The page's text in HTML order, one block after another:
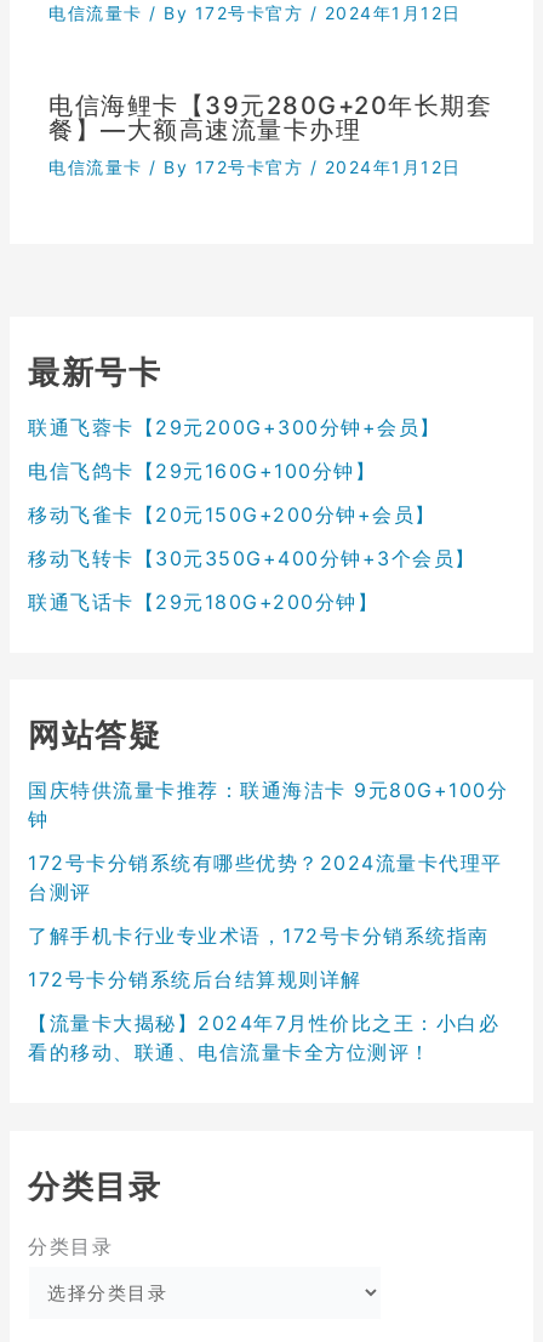
电信流量卡 / By 172号卡官方 / 2024年1月12日
电信海鲤卡【39元280G+20年长期套
餐】—大额高速流量卡办理
电信流量卡 / By 172号卡官方 / 2024年1月12日
最新号卡
联通飞蓉卡【29元200G+300分钟+会员】
电信飞鸽卡【29元160G+100分钟】
移动飞雀卡【20元150G+200分钟+会员】
移动飞转卡【30元350G+400分钟+3个会员】
联通飞话卡【29元180G+200分钟】
网站答疑
国庆特供流量卡推荐：联通海洁卡 9元80G+100分
钟
172号卡分销系统有哪些优势？2024流量卡代理平
台测评
了解手机卡行业专业术语，172号卡分销系统指南
172号卡分销系统后台结算规则详解
【流量卡大揭秘】2024年7月性价比之王：小白必
看的移动、联通、电信流量卡全方位测评！
分类目录
分类目录